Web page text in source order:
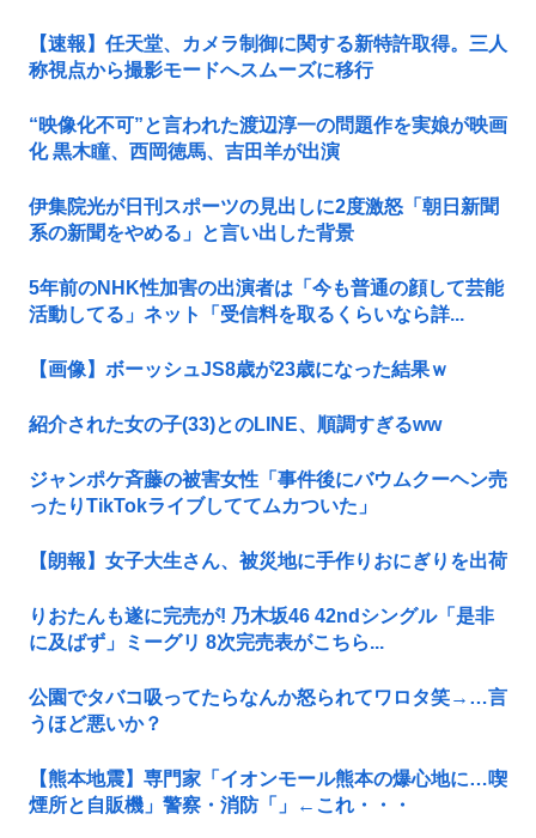
【速報】任天堂、カメラ制御に関する新特許取得。三人
称視点から撮影モードへスムーズに移行
“映像化不可”と言われた渡辺淳一の問題作を実娘が映画
化 黒木瞳、西岡徳馬、吉田羊が出演
伊集院光が日刊スポーツの見出しに2度激怒「朝日新聞
系の新聞をやめる」と言い出した背景
5年前のNHK性加害の出演者は「今も普通の顔して芸能
活動してる」ネット「受信料を取るくらいなら詳...
【画像】ボーッシュJS8歳が23歳になった結果ｗ
紹介された女の子(33)とのLINE、順調すぎるww
ジャンポケ斉藤の被害女性「事件後にバウムクーヘン売
ったりTikTokライブしててムカついた」
【朗報】女子大生さん、被災地に手作りおにぎりを出荷
りおたんも遂に完売が! 乃木坂46 42ndシングル「是非
に及ばず」ミーグリ 8次完売表がこちら...
公園でタバコ吸ってたらなんか怒られてワロタ笑→…言
うほど悪いか？
【熊本地震】専門家「イオンモール熊本の爆心地に…喫
煙所と自販機」警察・消防「」←これ・・・